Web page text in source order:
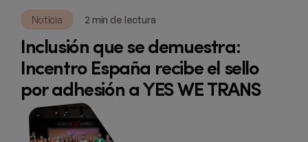
Noticia 2 min de lectura
Inclusión que se demuestra:
Incentro España recibe el sello
por adhesión a YES WE TRANS